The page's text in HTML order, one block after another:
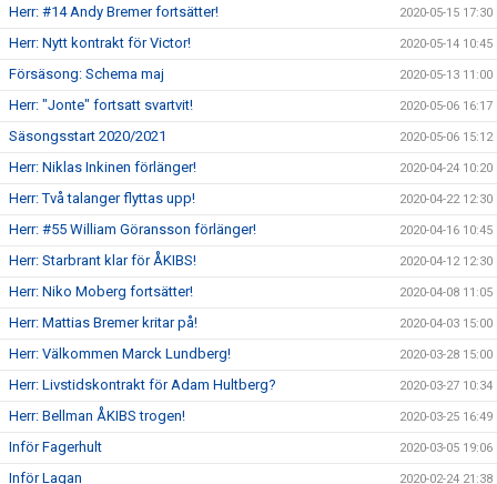
Herr: #14 Andy Bremer fortsätter! 2020-05-15 17:30
Herr: Nytt kontrakt för Victor! 2020-05-14 10:45
Försäsong: Schema maj 2020-05-13 11:00
Herr: "Jonte" fortsatt svartvit! 2020-05-06 16:17
Säsongsstart 2020/2021 2020-05-06 15:12
Herr: Niklas Inkinen förlänger! 2020-04-24 10:20
Herr: Två talanger flyttas upp! 2020-04-22 12:30
Herr: #55 William Göransson förlänger! 2020-04-16 10:45
Herr: Starbrant klar för ÅKIBS! 2020-04-12 12:30
Herr: Niko Moberg fortsätter! 2020-04-08 11:05
Herr: Mattias Bremer kritar på! 2020-04-03 15:00
Herr: Välkommen Marck Lundberg! 2020-03-28 15:00
Herr: Livstidskontrakt för Adam Hultberg? 2020-03-27 10:34
Herr: Bellman ÅKIBS trogen! 2020-03-25 16:49
Inför Fagerhult 2020-03-05 19:06
Inför Lagan 2020-02-24 21:38